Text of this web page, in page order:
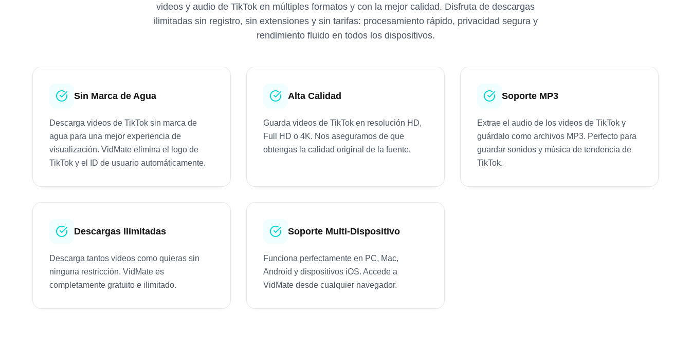
videos y audio de TikTok en múltiples formatos y con la mejor calidad. Disfruta de descargas
ilimitadas sin registro, sin extensiones y sin tarifas: procesamiento rápido, privacidad segura y
rendimiento fluido en todos los dispositivos.
Sin Marca de Agua
Descarga videos de TikTok sin marca de
agua para una mejor experiencia de
visualización. VidMate elimina el logo de
TikTok y el ID de usuario automáticamente.
Alta Calidad
Guarda videos de TikTok en resolución HD,
Full HD o 4K. Nos aseguramos de que
obtengas la calidad original de la fuente.
Soporte MP3
Extrae el audio de los videos de TikTok y
guárdalo como archivos MP3. Perfecto para
guardar sonidos y música de tendencia de
TikTok.
Descargas Ilimitadas
Descarga tantos videos como quieras sin
ninguna restricción. VidMate es
completamente gratuito e ilimitado.
Soporte Multi-Dispositivo
Funciona perfectamente en PC, Mac,
Android y dispositivos iOS. Accede a
VidMate desde cualquier navegador.